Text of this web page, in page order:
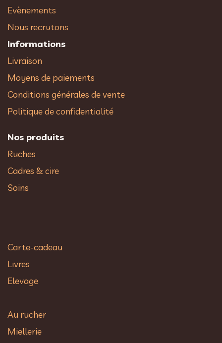
Evènements
Nous recrutons
Informations
Livraison
Moyens de paiements
Conditions générales de vente
Politique de confidentialité
Nos produits
Ruches
Cadres & cire
Soins
Carte-cadeau
Livres
Elevage
Au rucher​
Miellerie